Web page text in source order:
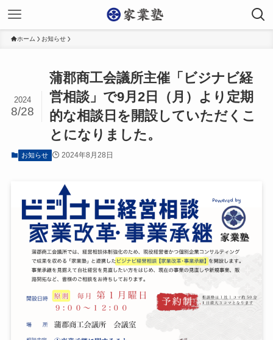
ホーム お知らせ
蒲郡商工会議所主催「ビジナビ経
営相談」で9月2日（月）より定期
的な相談日を開設していただくこ
とになりました。
2024
8/28
お知らせ 2024年8月28日